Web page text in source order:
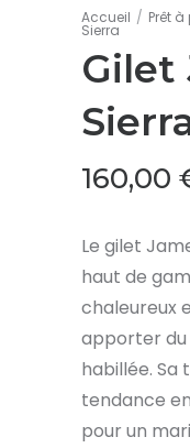
Accueil / Prêt à
Sierra
Gilet
160,00
Le gilet
haut de
chaleureux
apporter
habillée. Sa
tendance
pour un